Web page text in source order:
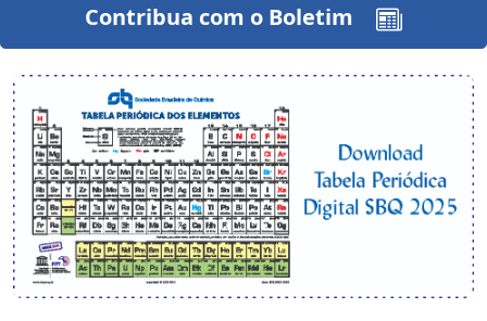
Contribua com o Boletim